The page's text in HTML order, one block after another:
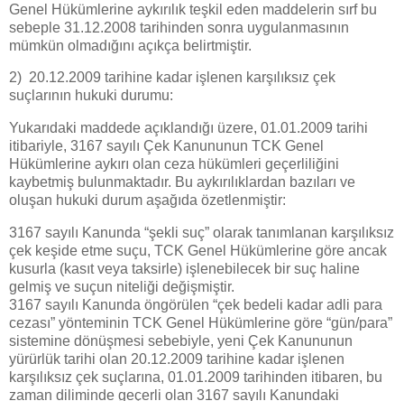
Genel Hükümlerine aykırılık teşkil eden maddelerin sırf bu
sebeple 31.12.2008 tarihinden sonra uygulanmasının
mümkün olmadığını açıkça belirtmiştir.
2) 20.12.2009 tarihine kadar işlenen karşılıksız çek
suçlarının hukuki durumu:
Yukarıdaki maddede açıklandığı üzere, 01.01.2009 tarihi
itibariyle, 3167 sayılı Çek Kanununun TCK Genel
Hükümlerine aykırı olan ceza hükümleri geçerliliğini
kaybetmiş bulunmaktadır. Bu aykırılıklardan bazıları ve
oluşan hukuki durum aşağıda özetlenmiştir:
3167 sayılı Kanunda “şekli suç” olarak tanımlanan karşılıksız
çek keşide etme suçu, TCK Genel Hükümlerine göre ancak
kusurla (kasıt veya taksirle) işlenebilecek bir suç haline
gelmiş ve suçun niteliği değişmiştir.
3167 sayılı Kanunda öngörülen “çek bedeli kadar adli para
cezası” yönteminin TCK Genel Hükümlerine göre “gün/para”
sistemine dönüşmesi sebebiyle, yeni Çek Kanununun
yürürlük tarihi olan 20.12.2009 tarihine kadar işlenen
karşılıksız çek suçlarına, 01.01.2009 tarihinden itibaren, bu
zaman diliminde geçerli olan 3167 sayılı Kanundaki